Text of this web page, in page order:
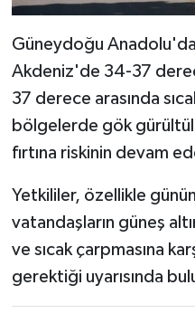
Güneydoğu
Akdeniz'de 34-37
37 derece arasında
bölgelerde gök
fırtına riskinin devam
Yetkililer, özellikle
vatandaşların güneş
ve sıcak çarpmasına
gerektiği uyarısında